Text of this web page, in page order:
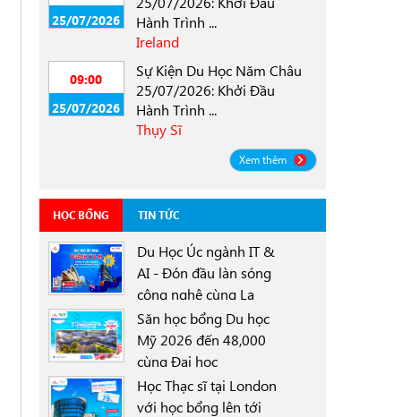
25/07/2026
Hành Trình ...
Ireland
09:00
25/07/2026
Sự Kiện Du Học Năm Châu
25/07/2026: Khởi Đầu
Hành Trình ...
Thụy Sĩ
Xem thêm
HỌC BỔNG TIN TỨC
Du Học Úc ngành IT &
AI - Đón đầu làn sóng
công nghệ cùng La
Trobe University
Sydney Campus với
học bổng 30%
Săn học bổng Du học
Mỹ 2026 đến 48,000
cùng Đại học
University of North
Texas (UNT)
Học Thạc sĩ tại London
với học bổng lên tới